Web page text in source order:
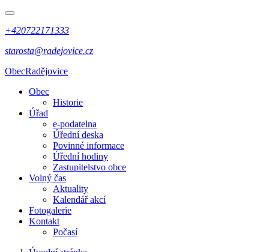
+420722171333
starosta@radejovice.cz
ObecRadějovice
Obec
Historie
Úřad
e-podatelna
Úřední deska
Povinné informace
Úřední hodiny
Zastupitelstvo obce
Volný čas
Aktuality
Kalendář akcí
Fotogalerie
Kontakt
Počasí